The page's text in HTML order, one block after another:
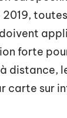
forte
distance,
carte sur